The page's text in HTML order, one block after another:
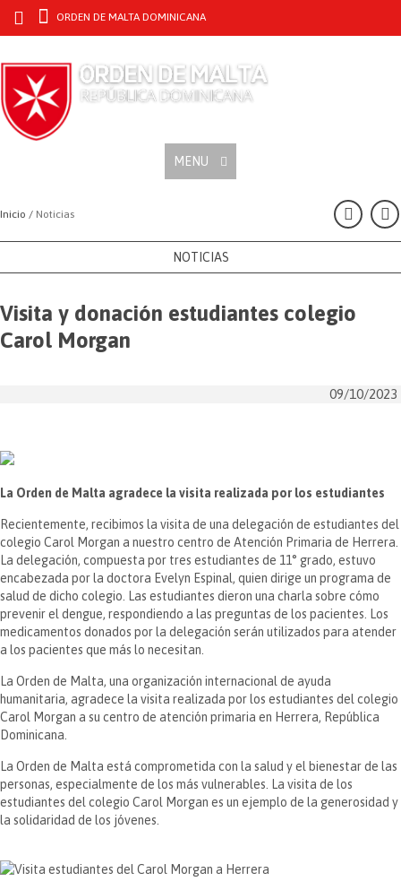
ORDEN DE MALTA DOMINICANA
MENU
Inicio / Noticias
NOTICIAS
Visita y donación estudiantes colegio
Carol Morgan
09/10/2023
La Orden de Malta agradece la visita realizada por los estudiantes
Recientemente, recibimos la visita de una delegación de estudiantes del
colegio Carol Morgan a nuestro centro de Atención Primaria de Herrera.
La delegación, compuesta por tres estudiantes de 11° grado, estuvo
encabezada por la doctora Evelyn Espinal, quien dirige un programa de
salud de dicho colegio. Las estudiantes dieron una charla sobre cómo
prevenir el dengue, respondiendo a las preguntas de los pacientes. Los
medicamentos donados por la delegación serán utilizados para atender
a los pacientes que más lo necesitan.
La Orden de Malta, una organización internacional de ayuda
humanitaria, agradece la visita realizada por los estudiantes del colegio
Carol Morgan a su centro de atención primaria en Herrera, República
Dominicana.
La Orden de Malta está comprometida con la salud y el bienestar de las
personas, especialmente de los más vulnerables. La visita de los
estudiantes del colegio Carol Morgan es un ejemplo de la generosidad y
la solidaridad de los jóvenes.